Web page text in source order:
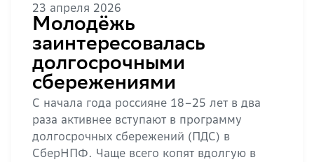
23 апреля 2026
Молодёжь
заинтересовалась
долгосрочными
сбережениями
С начала года россияне 18–25 лет в два
раза активнее вступают в программу
долгосрочных сбережений (ПДС) в
СберНПФ. Чаще всего копят вдолгую в